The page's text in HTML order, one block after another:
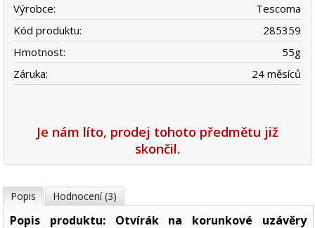
Výrobce:
Tescoma
Kód produktu:
285359
Hmotnost:
55g
Záruka:
24 měsíců
Je nám líto, prodej tohoto předmětu již
skončil.
Popis Hodnocení (3)
Popis produktu: Otvírák na korunkové uzávěry